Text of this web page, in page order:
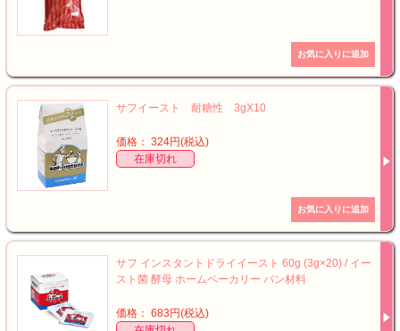
サフイースト 耐糖性 3gX10
価格： 324円(税込)
在庫切れ
サフ インスタントドライイースト 60g (3g×20) / イー
スト菌 酵母 ホームベーカリー パン材料
価格： 683円(税込)